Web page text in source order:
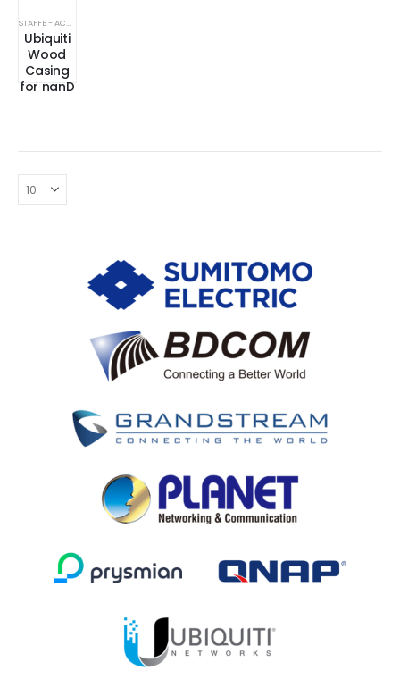
Ubiquiti
Wood
Casing
for nanD